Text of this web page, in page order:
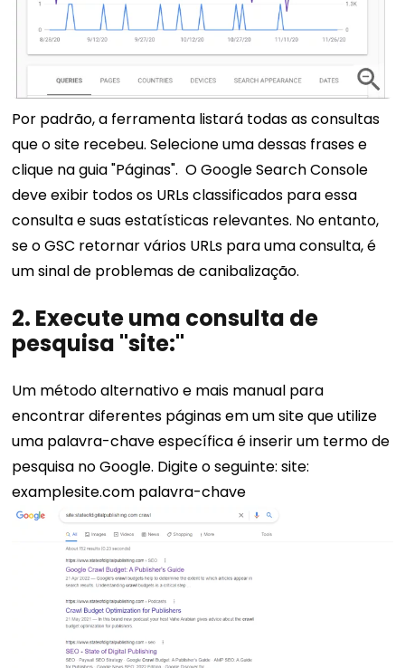
Por padrão, a ferramenta listará todas as consultas
que o site recebeu. Selecione uma dessas frases e
clique na guia "Páginas". O Google Search Console
deve exibir todos os URLs classificados para essa
consulta e suas estatísticas relevantes. No entanto,
se o GSC retornar vários URLs para uma consulta, é
um sinal de problemas de canibalização.
2. Execute uma consulta de
pesquisa "site:"
Um método alternativo e mais manual para
encontrar diferentes páginas em um site que utilize
uma palavra-chave específica é inserir um termo de
pesquisa no Google. Digite o seguinte: site:
examplesite.com palavra-chave